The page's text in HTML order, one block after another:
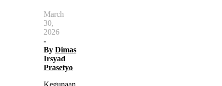
March
30,
2026
-
By Dimas
Irsyad
Prasetyo
Kegunaan